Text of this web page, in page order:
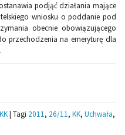
podjąć działania mające
wniosku o poddanie pod
obecnie obowiązującego
przechodzenia na emeryturę dla
| Tagi 2011, 26/11, KK, Uchwała,